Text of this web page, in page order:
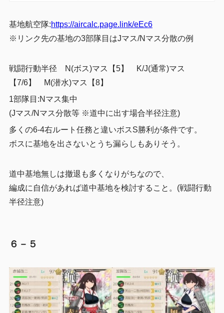
基地航空隊:https://aircalc.page.link/eEc6
※リンク先の基地の3部隊目はJマス/Nマス分散の例
戦闘行動半径 N(ボス)マス【5】 K/J(通常)マス
【7/6】 M(潜水)マス【8】
1部隊目:Nマス集中
(Jマス/Nマス分散等 ※道中に出す場合半径注意)
多くの6-4右ルート任務と違いボスS勝利が条件です。
ボスに基地を出さないとうち漏らしもありそう。
道中基地無しは撤退も多くなりがちなので、
編成に自信があれば道中基地を検討すること。(戦闘行動
半径注意)
６－５